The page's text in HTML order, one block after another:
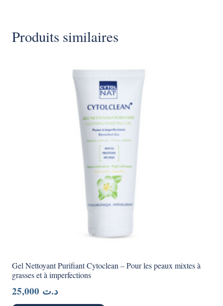
Produits similaires
Gel Nettoyant Purifiant Cytoclean – Pour les peaux mixtes à
grasses et à imperfections
د.ت